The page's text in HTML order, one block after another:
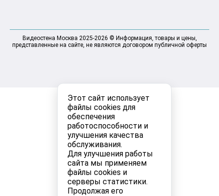
Этот сайт использует
файлы cookies для
обеспечения
работоспособности и
улучшения качества
обслуживания.
Для улучшения работы
сайта мы применяем
файлы cookies и
серверы статистики.
Продолжая его
Видеостена Москва 2025-2026 © Информация, товары и цены,
представленные на сайте, не являются договором публичной оферты